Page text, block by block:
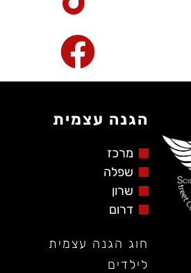
הגנה עצמית
מרכז
שפלה
שרון
דרום
חוג הגנה עצמית
לילדים